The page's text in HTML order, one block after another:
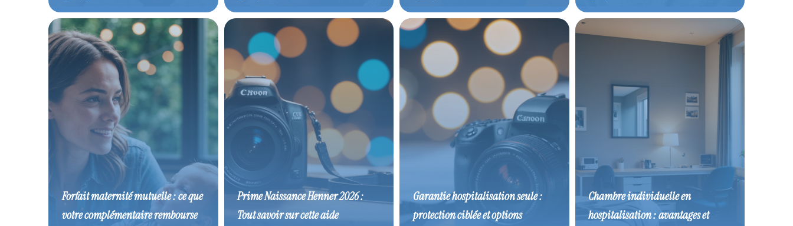
Forfait maternité mutuelle : ce que
votre complémentaire rembourse
Prime Naissance Henner 2026 :
Tout savoir sur cette aide
Garantie hospitalisation seule :
protection ciblée et options
Chambre individuelle en
hospitalisation : avantages et